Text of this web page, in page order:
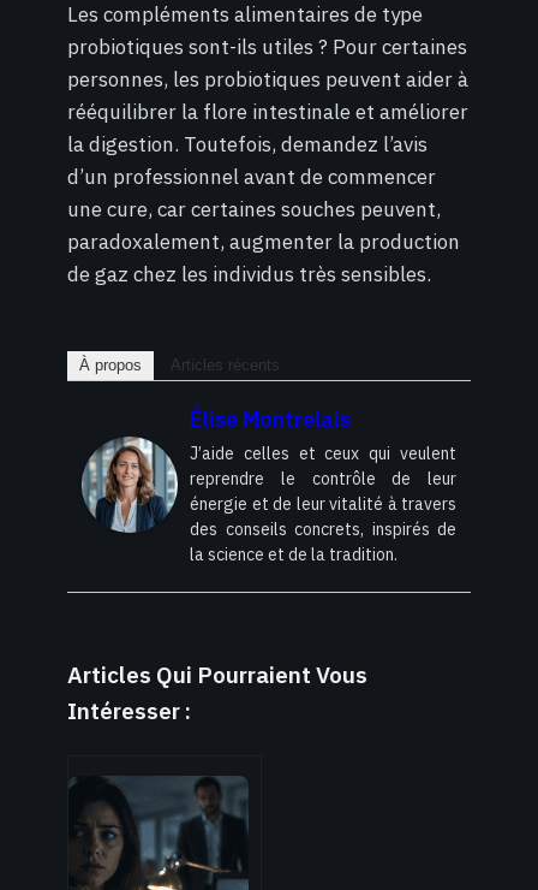
Les compléments alimentaires de type
probiotiques sont-ils utiles ? Pour certaines
personnes, les probiotiques peuvent aider à
rééquilibrer la flore intestinale et améliorer
la digestion. Toutefois, demandez l’avis
d’un professionnel avant de commencer
une cure, car certaines souches peuvent,
paradoxalement, augmenter la production
de gaz chez les individus très sensibles.
À propos Articles récents
Élise Montrelais
J’aide celles et ceux qui veulent
reprendre le contrôle de leur
énergie et de leur vitalité à travers
des conseils concrets, inspirés de
la science et de la tradition.
Articles Qui Pourraient Vous
Intéresser :